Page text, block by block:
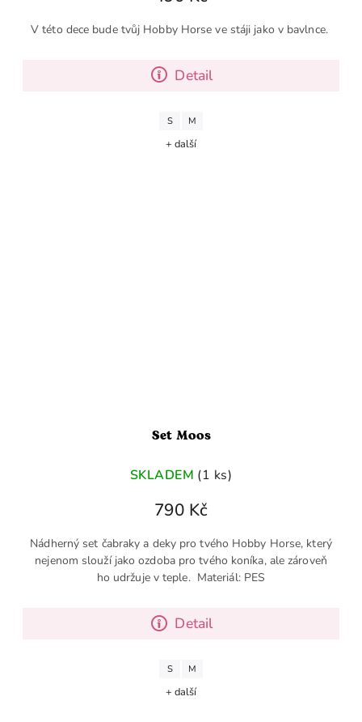
Detail
V této dece bude tvůj Hobby Horse ve stáji jako v bavlnce.
S M
+ další
Set Moos
SKLADEM (1 ks)
790 Kč
Detail
Nádherný set čabraky a deky pro tvého Hobby Horse, který
nejenom slouží jako ozdoba pro tvého koníka, ale zároveň
ho udržuje v teple. Materiál: PES
S M
+ další